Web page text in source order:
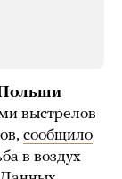
Польши
выстрелов
сообщило
в воздух